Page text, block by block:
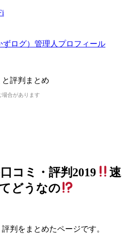
ずログ）管理人プロフィール
合があります
コミ・評判2019
速
どうなの
判をまとめたページです。